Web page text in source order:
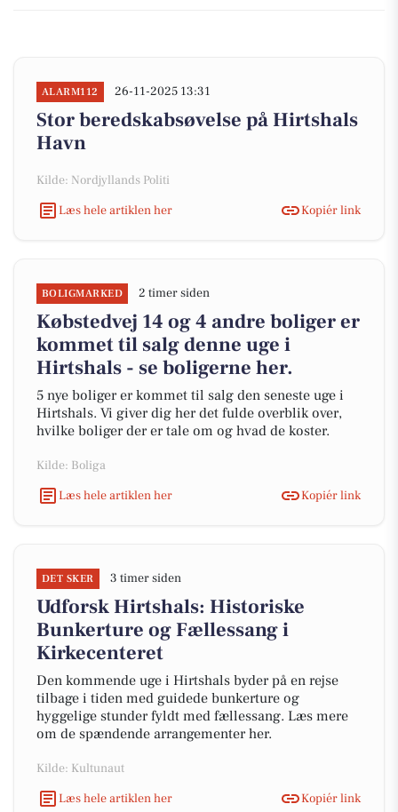
ALARM112 26-11-2025 13:31
Stor beredskabsøvelse på Hirtshals
Havn
Kilde: Nordjyllands Politi
Læs hele artiklen her
Kopiér link
BOLIGMARKED 2 timer siden
Købstedvej 14 og 4 andre boliger er
kommet til salg denne uge i
Hirtshals - se boligerne her.
5 nye boliger er kommet til salg den seneste uge i
Hirtshals. Vi giver dig her det fulde overblik over,
hvilke boliger der er tale om og hvad de koster.
Kilde: Boliga
Læs hele artiklen her
Kopiér link
DET SKER 3 timer siden
Udforsk Hirtshals: Historiske
Bunkerture og Fællessang i
Kirkecenteret
Den kommende uge i Hirtshals byder på en rejse
tilbage i tiden med guidede bunkerture og
hyggelige stunder fyldt med fællessang. Læs mere
om de spændende arrangementer her.
Kilde: Kultunaut
Læs hele artiklen her
Kopiér link